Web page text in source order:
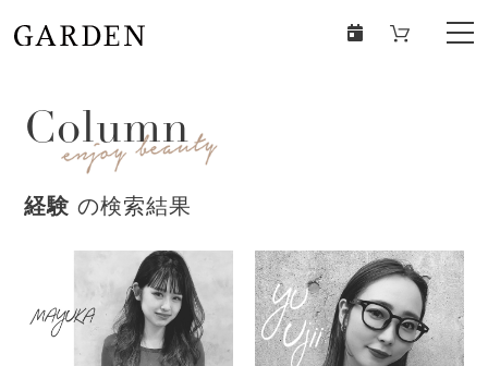
Column
経験 の検索結果